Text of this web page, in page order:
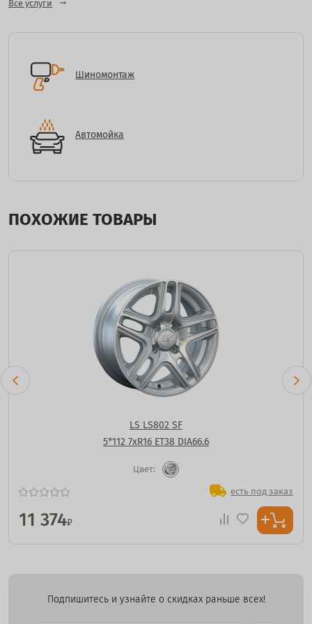
Все услуги
Шиномонтаж
Автомойка
ПОХОЖИЕ ТОВАРЫ
LS LS802 SF
5*112 7xR16 ET38 DIA66.6
Цвет:
есть под заказ
11 374₽
Подпишитесь и узнайте о скидках раньше всех!